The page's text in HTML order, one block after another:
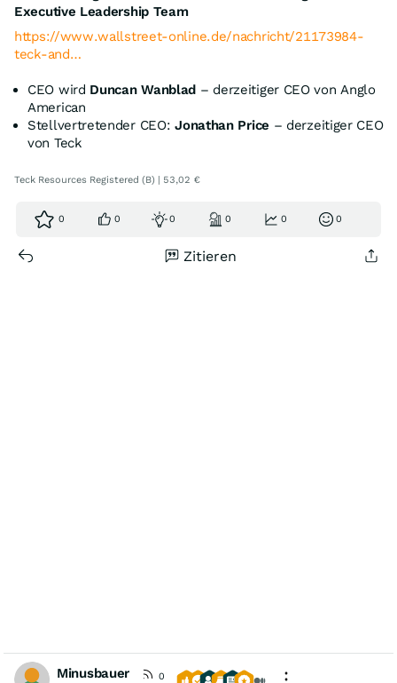
Executive Leadership Team
https://www.wallstreet-online.de/nachricht/21173984-
teck-and…
CEO wird Duncan Wanblad – derzeitiger CEO von Anglo
American
Stellvertretender CEO:Jonathan Price – derzeitiger CEO
von Teck
Teck Resources Registered (B) | 53,02 €
0 0 0 0 0 0
Zitieren
Minusbauer
0